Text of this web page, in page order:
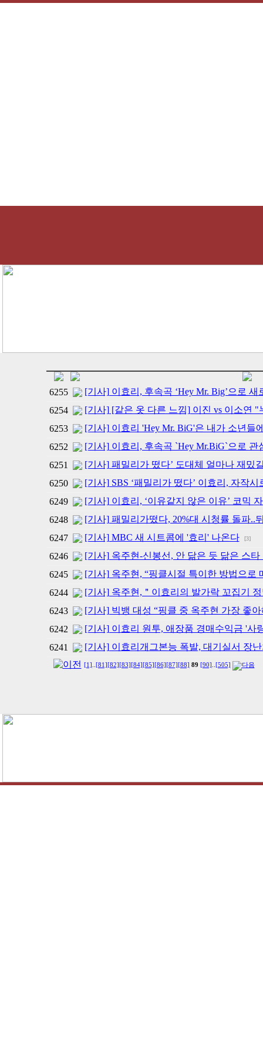
6255
[기사] 이효리, 후속곡 ‘Hey Mr. Big’으로
6254
[기사] [같은 옷 다른 느낌] 이진 vs 이소연 "
6253
[기사] 이효리 'Hey Mr. BiG'은 내가 소년들
6252
[기사] 이효리, 후속곡 `Hey Mr.BiG`으로 관
6251
[기사] 패밀리가 떴다’ 도대체 얼마나 재밌
6250
[기사] SBS ‘패밀리가 떴다’ 이효리, 자작
6249
[기사] 이효리, ‘이유같지 않은 이유’ 코믹
6248
[기사] 패밀리가떴다, 20%대 시청률 돌파..
6247
[기사] MBC 새 시트콤에 '효리' 나온다 [3]
6246
[기사] 옥주현-신봉선, 안 닮은 듯 닮은 스타
6245
[기사] 옥주현, “핑클시절 특이한 방법으로
6244
[기사] 옥주현,＂이효리의 발가락 꼬집기
6243
[기사] 빅뱅 대성 “핑클 중 옥주현 가장 좋아
6242
[기사] 이효리 원투, 애장품 경매수익금 '사
6241
[기사] 이효리개그본능 폭발, 대기실서 장난
[1] [81] [82] [83] [84] [85] [86] [87] [88] 89 [90] [505]